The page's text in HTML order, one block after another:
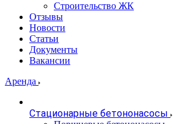
Строительство ЖК
Отзывы
Новости
Статьи
Документы
Вакансии
Аренда
Стационарные бетононасосы